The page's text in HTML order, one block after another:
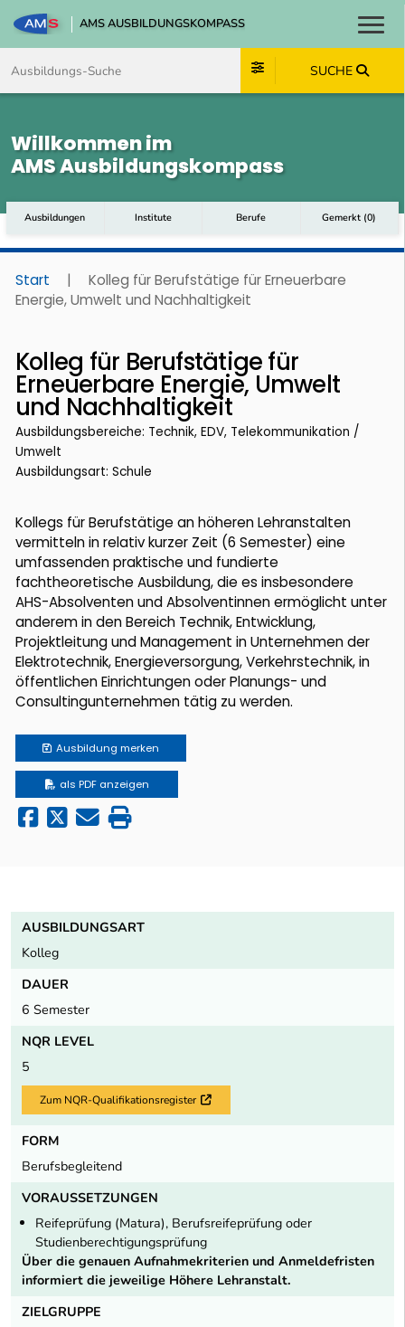
AMS AUSBILDUNGSKOMPASS
SUCHE
Willkommen im
AMS Ausbildungskompass
Ausbildungen Institute Berufe Gemerkt (0)
Start |
Kolleg für Berufstätige für Erneuerbare
Energie, Umwelt und Nachhaltigkeit
Kolleg für Berufstätige für
Erneuerbare Energie, Umwelt
und Nachhaltigkeit
Ausbildungsbereiche: Technik, EDV, Telekommunikation /
Umwelt
Ausbildungsart: Schule
Kollegs für Berufstätige an höheren Lehranstalten
vermitteln in relativ kurzer Zeit (6 Semester) eine
umfassenden praktische und fundierte
fachtheoretische Ausbildung, die es insbesondere
AHS-Absolventen und Absolventinnen ermöglicht unter
anderem in den Bereich Technik, Entwicklung,
Projektleitung und Management in Unternehmen der
Elektrotechnik, Energieversorgung, Verkehrstechnik, in
öffentlichen Einrichtungen oder Planungs- und
Consultingunternehmen tätig zu werden.
Ausbildung merken
als PDF anzeigen
AUSBILDUNGSART
Kolleg
DAUER
6 Semester
NQR LEVEL
5
Zum NQR-Qualifikationsregister Externer Link
FORM
Berufsbegleitend
VORAUSSETZUNGEN
Reifeprüfung (Matura), Berufsreifeprüfung oder
Studienberechtigungsprüfung
Über die genauen Aufnahmekriterien und Anmeldefristen
informiert die jeweilige Höhere Lehranstalt.
ZIELGRUPPE